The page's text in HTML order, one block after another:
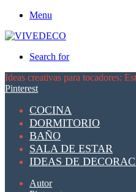
Menu
Search for
Ideas creativas para tocadores:
Pinterest
COCINA
DORMITORIO
BAÑO
SALA DE ESTAR
IDEAS DE
Autor